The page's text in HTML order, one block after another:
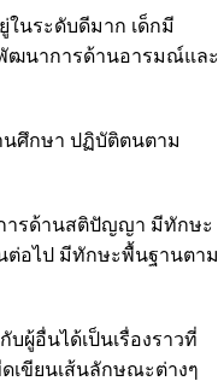
นระดับดีมาก เด็กมี
พัฒนาการด้านอารมณ์และ
นศึกษา ปฏิบัติตนตาม
ารด้านสติปัญญา มีทักษะ
ต่อไป มีทักษะพื้นฐานตาม
ผู้อื่นได้เป็นเรื่องราวที่
เขียนเส้นลักษณะต่างๆ